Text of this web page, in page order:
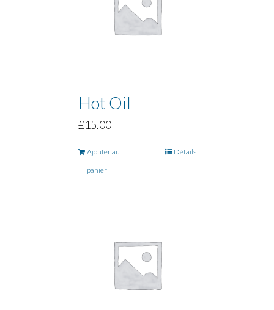
Hot Oil
£15.00
Ajouter au
panier
Détails